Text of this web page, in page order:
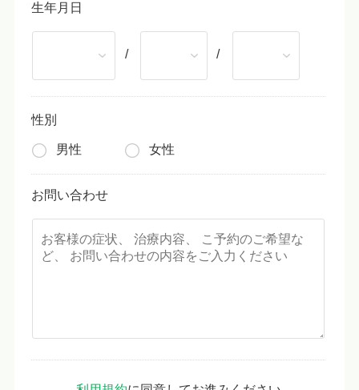
生年月日
/ /
性別
男性 女性
お問い合わせ